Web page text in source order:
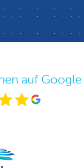
auf Google